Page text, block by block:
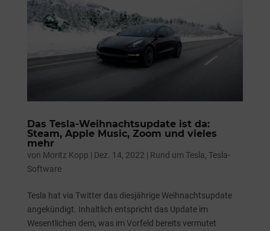
Das Tesla-Weihnachtsupdate ist da:
Steam, Apple Music, Zoom und vieles
mehr
von Moritz Kopp | Dez. 14, 2022 | Rund um Tesla Tesla-
Software
Tesla hat via Twitter das diesjährige Weihnachtsupdate
angekündigt. Inhaltlich entspricht das Update im
Wesentlichen dem, was im Vorfeld bereits vermutet